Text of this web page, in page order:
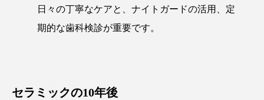
日々の丁寧なケアと、ナイトガードの活用、定
期的な歯科検診が重要です。
セラミックの10年後